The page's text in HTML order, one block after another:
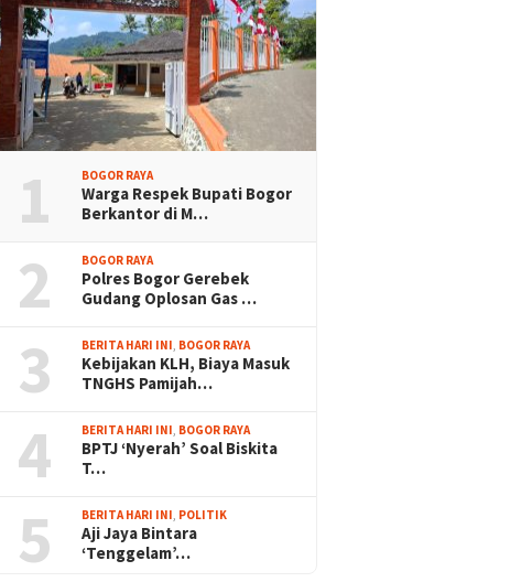
1 BOGOR RAYA
Warga Respek Bupati Bogor
Berkantor di M…
2 BOGOR RAYA
Polres Bogor Gerebek
Gudang Oplosan Gas …
3 BERITA HARI INI, BOGOR RAYA
Kebijakan KLH, Biaya Masuk
TNGHS Pamijah…
4 BERITA HARI INI, BOGOR RAYA
BPTJ ‘Nyerah’ Soal Biskita
T…
5 BERITA HARI INI, POLITIK
Aji Jaya Bintara
‘Tenggelam’…